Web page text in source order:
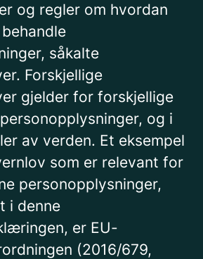
og regler om hvordan
såkalte
Forskjellige
gjelder for forskjellige
og i
av verden. Et eksempel
som er relevant for
personopplysninger,
i denne
er EU-
(2016/679,